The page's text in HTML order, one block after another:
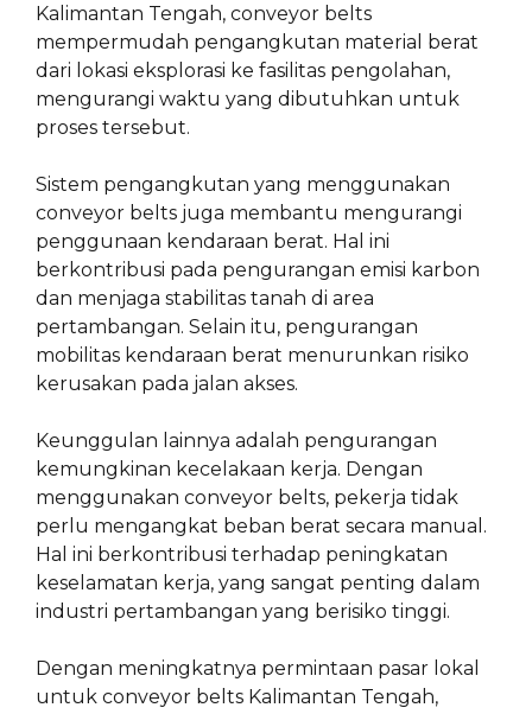
Kalimantan Tengah, conveyor belts
mempermudah pengangkutan material berat
dari lokasi eksplorasi ke fasilitas pengolahan,
mengurangi waktu yang dibutuhkan untuk
proses tersebut.
Sistem pengangkutan yang menggunakan
conveyor belts juga membantu mengurangi
penggunaan kendaraan berat. Hal ini
berkontribusi pada pengurangan emisi karbon
dan menjaga stabilitas tanah di area
pertambangan. Selain itu, pengurangan
mobilitas kendaraan berat menurunkan risiko
kerusakan pada jalan akses.
Keunggulan lainnya adalah pengurangan
kemungkinan kecelakaan kerja. Dengan
menggunakan conveyor belts, pekerja tidak
perlu mengangkat beban berat secara manual.
Hal ini berkontribusi terhadap peningkatan
keselamatan kerja, yang sangat penting dalam
industri pertambangan yang berisiko tinggi.
Dengan meningkatnya permintaan pasar lokal
untuk conveyor belts Kalimantan Tengah,